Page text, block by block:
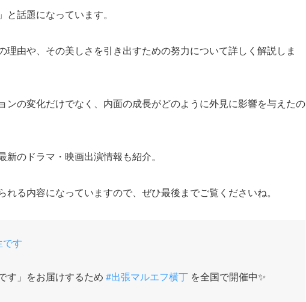
話題になっています。
理由や、その美しさを引き出すための努力について詳しく解説しま
ンの変化だけでなく、内面の成長がどのように外見に影響を与えたの
のドラマ・映画出演情報も紹介。
る内容になっていますので、ぜひ最後までご覧くださいね。
す
す」をお届けするため #出張マルエフ横丁 を全国で開催中✨